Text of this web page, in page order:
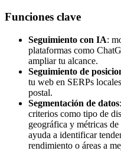
Funciones clave
Seguimiento con IA:
plataformas como
ampliar tu alcance.
Seguimiento de
tu web en SERPs
postal.
Segmentación de datos
criterios como tipo de
geográfica y métricas
ayuda a identificar
rendimiento o áreas a